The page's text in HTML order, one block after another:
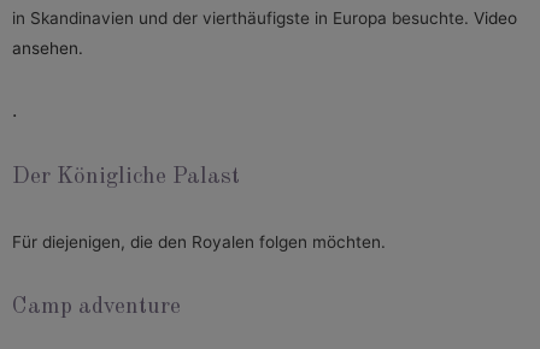
in Skandinavien und der vierthäufigste in Europa besuchte. Video
ansehen.
.
Der Königliche Palast
Für diejenigen, die den Royalen folgen möchten.
Camp adventure